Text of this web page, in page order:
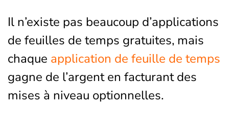
Il n’existe pas beaucoup d’applications
de feuilles de temps gratuites, mais
chaque application de feuille de temps
gagne de l’argent en facturant des
mises à niveau optionnelles.